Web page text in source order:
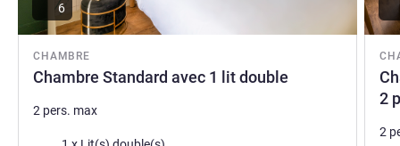
CHAMBRE
Chambre Standard avec 1 lit double
6
2 pers. max
Literie
2
2